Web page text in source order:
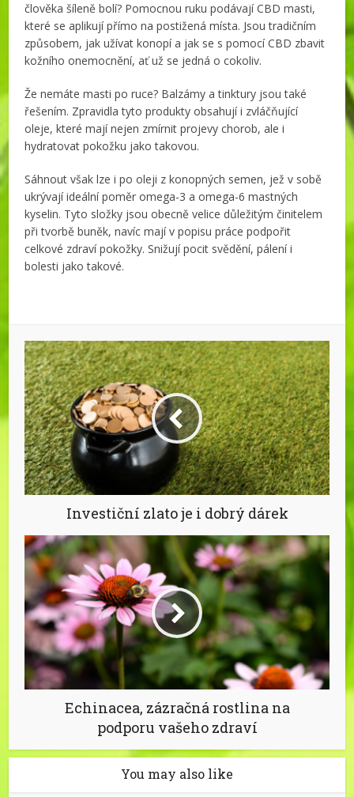
člověka šíleně bolí? Pomocnou ruku podávají CBD masti,
které se aplikují přímo na postižená místa. Jsou tradičním
způsobem, jak užívat konopí a jak se s pomocí CBD zbavit
kožního onemocnění, ať už se jedná o cokoliv.
Že nemáte masti po ruce? Balzámy a tinktury jsou také
řešením. Zpravidla tyto produkty obsahují i zvláčňující
oleje, které mají nejen zmírnit projevy chorob, ale i
hydratovat pokožku jako takovou.
Sáhnout však lze i po oleji z konopných semen, jež v sobě
ukrývají ideální poměr omega-3 a omega-6 mastných
kyselin. Tyto složky jsou obecně velice důležitým činitelem
při tvorbě buněk, navíc mají v popisu práce podpořit
celkové zdraví pokožky. Snižují pocit svědění, pálení i
bolesti jako takové.
Investiční zlato je i dobrý dárek
Echinacea, zázračná rostlina na
podporu vašeho zdraví
You may also like